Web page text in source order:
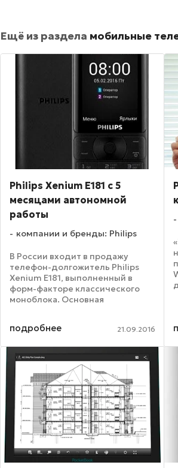
Ещё из раздела мобильные
Philips Xenium Е181 с 5
месяцами автономной
работы
компании и бренды: Philips
В России входит в продажу
телефон-долгожитель Philips
Xenium Е181, выполненный в
форм-факторе классического
моноблока. Основная
емкостью в 3100 мАч,
работы в режиме ...
подробнее 21.09.2016